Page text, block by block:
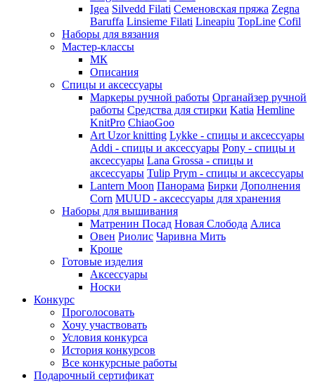
Igea Silvedd Filati Семеновская пряжа Zegna
Baruffa Linsieme Filati Lineapiu TopLine Cofil
Наборы для вязания
Мастер-классы
МК
Описания
Спицы и аксессуары
Маркеры ручной работы Органайзер ручной
работы Средства для стирки Katia Hemline
KnitPro ChiaoGoo
Art Uzor knitting Lykke - спицы и аксессуары
Addi - спицы и аксессуары Pony - спицы и
аксессуары Lana Grossa - спицы и
аксессуары Tulip Prym - спицы и аксессуары
Lantern Moon Панорама Бирки Дополнения
Corn MUUD - аксессуары для хранения
Наборы для вышивания
Матренин Посад Новая Слобода Алиса
Овен Риолис Чаривна Мить
Кроше
Готовые изделия
Аксессуары
Носки
Конкурс
Проголосовать
Хочу участвовать
Условия конкурса
История конкурсов
Все конкурсные работы
Подарочный сертификат